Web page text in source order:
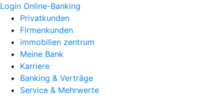
Login Online-Banking
Privatkunden
Firmenkunden
immobilien zentrum
Meine Bank
Karriere
Banking & Verträge
Service & Mehrwerte